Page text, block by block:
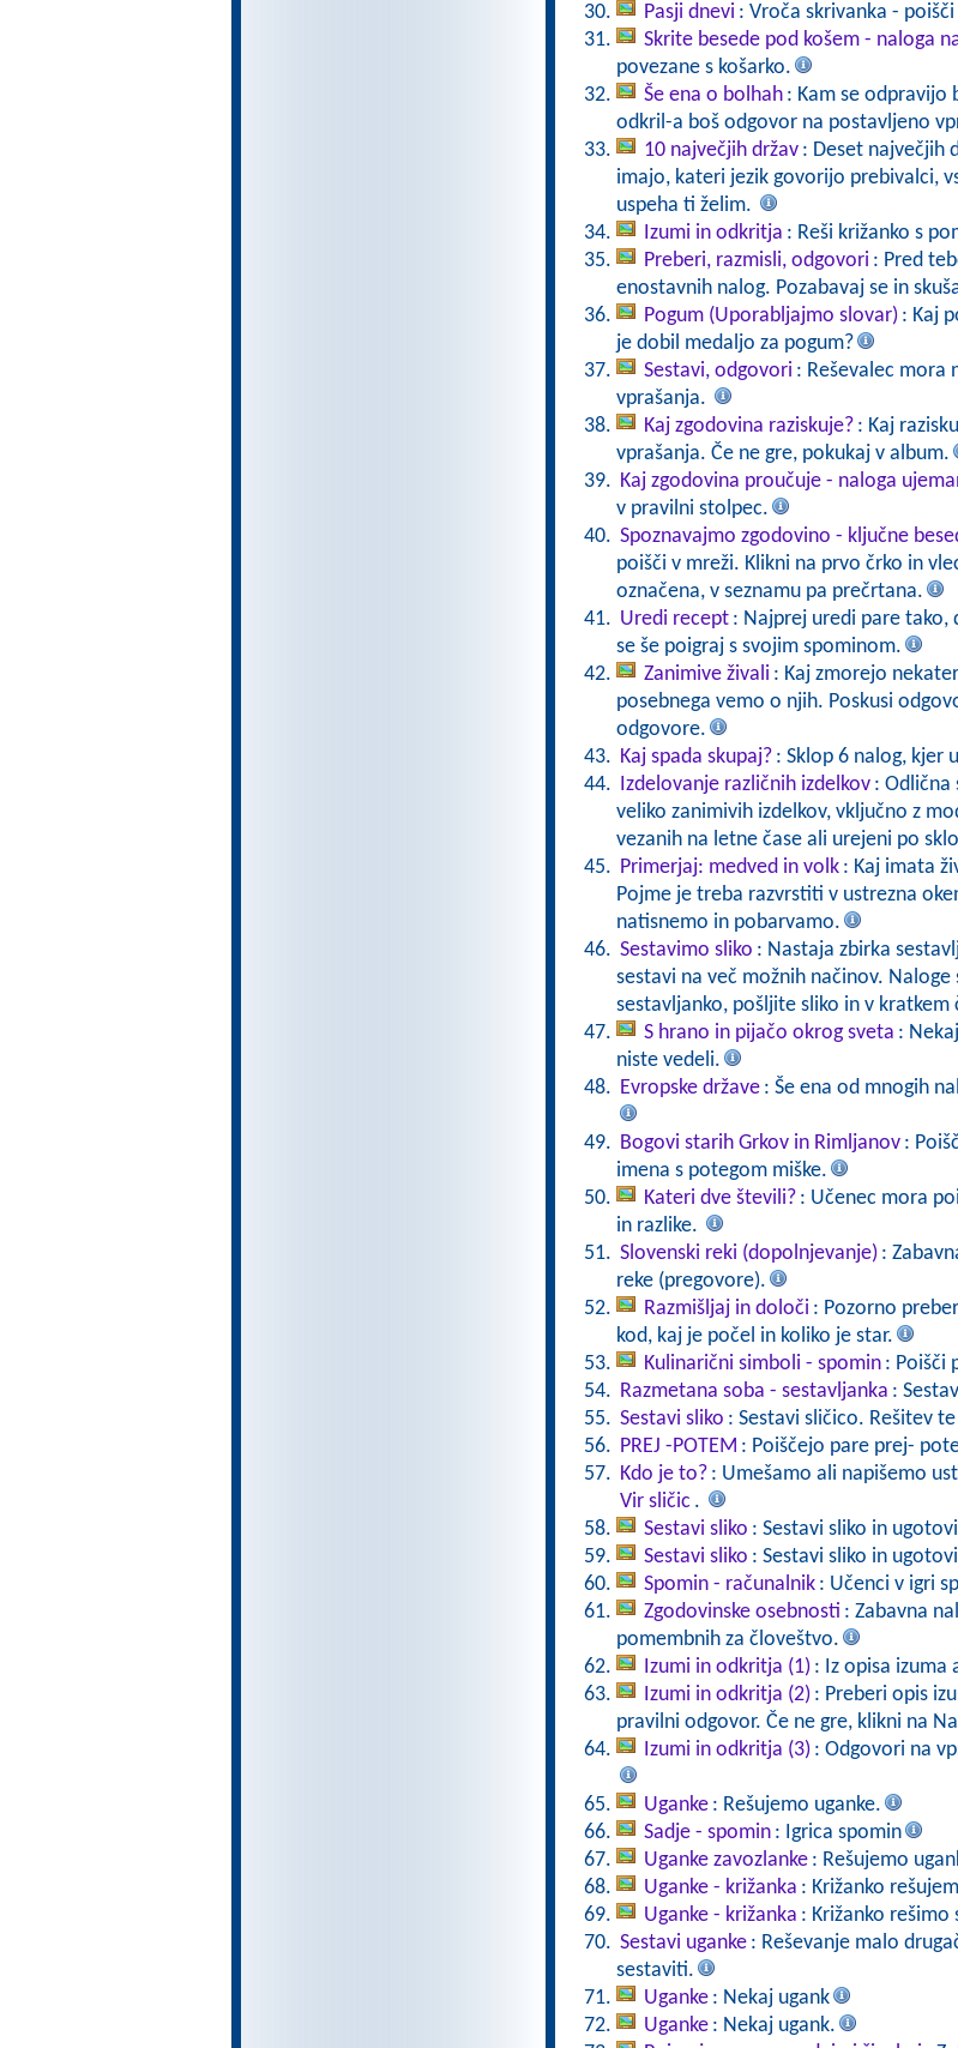
Pasji dnevi : Vroča skrivanka -
Skrite besede pod košem - naloga
povezane s košarko.
Še ena o bolhah : Kam se odpravijo
odkril-a boš odgovor na postavljeno
10 največjih držav : Deset največjih
imajo, kateri jezik govorijo prebivalci,
uspeha ti želim.
Izumi in odkritja : Reši križanko s
Preberi, razmisli, odgovori : Pred
enostavnih nalog. Pozabavaj se in
Pogum (Uporabljajmo slovar) : Kaj
je dobil medaljo za pogum?
Sestavi, odgovori : Reševalec mora
vprašanja.
Kaj zgodovina raziskuje? : Kaj
vprašanja. Če ne gre, pokukaj v album.
Kaj zgodovina proučuje - naloga
v pravilni stolpec.
Spoznavajmo zgodovino - ključne
poišči v mreži. Klikni na prvo črko in
označena, v seznamu pa prečrtana.
Uredi recept : Najprej uredi pare tako,
se še poigraj s svojim spominom.
Zanimive živali : Kaj zmorejo
posebnega vemo o njih. Poskusi
odgovore.
Kaj spada skupaj? : Sklop 6 nalog, kjer
Izdelovanje različnih izdelkov : Odlična
veliko zanimivih izdelkov, vključno z
vezanih na letne čase ali urejeni po
Primerjaj: medved in volk : Kaj imata
Pojme je treba razvrstiti v ustrezna
natisnemo in pobarvamo.
Sestavimo sliko : Nastaja zbirka
sestavi na več možnih načinov.
sestavljanko, pošljite sliko in v kratkem
S hrano in pijačo okrog sveta :
niste vedeli.
Evropske države : Še ena od mnogih
Bogovi starih Grkov in Rimljanov :
imena s potegom miške.
Kateri dve števili? : Učenec mora
in razlike.
Slovenski reki (dopolnjevanje) :
reke (pregovore).
Razmišljaj in določi : Pozorno
kod, kaj je počel in koliko je star.
Kulinarični simboli - spomin : Poišči
Razmetana soba - sestavljanka :
Sestavi sliko : Sestavi sličico. Rešitev
PREJ -POTEM : Poiščejo pare prej-
Kdo je to? : Umešamo ali napišemo
Vir sličic .
Sestavi sliko : Sestavi sliko in
Sestavi sliko : Sestavi sliko in
Spomin - računalnik : Učenci v igri
Zgodovinske osebnosti : Zabavna
pomembnih za človeštvo.
Izumi in odkritja (1) : Iz opisa izuma
Izumi in odkritja (2) : Preberi opis
pravilni odgovor. Če ne gre, klikni na
Izumi in odkritja (3) : Odgovori na
Uganke : Rešujemo uganke.
Sadje - spomin : Igrica spomin
Uganke zavozlanke : Rešujemo
Uganke - križanka : Križanko
Uganke - križanka : Križanko
Sestavi uganke : Reševanje malo
sestaviti.
Uganke : Nekaj ugank
Uganke : Nekaj ugank.